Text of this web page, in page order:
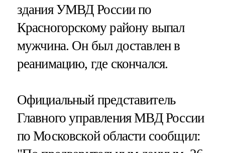
здания УМВД России по
Красногорскому району выпал
мужчина. Он был доставлен в
реанимацию, где скончался.
Официальный представитель
Главного управления МВД России
по Московской области сообщил: